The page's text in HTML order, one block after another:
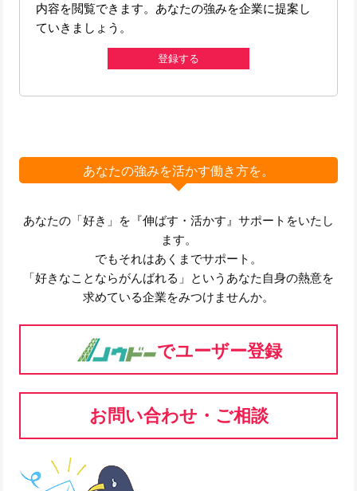
内容を閲覧できます。あなたの強みを企業に提案し
ていきましょう。
登録する
あなたの強みを活かす働き方を。
あなたの「好き」を『伸ばす・活かす』サポートをいたし
ます。
でもそれはあくまでサポート。
「好きなことならがんばれる」というあなた自身の熱意を
求めている企業をみつけませんか。
でユーザー登録
お問い合わせ・ご相談